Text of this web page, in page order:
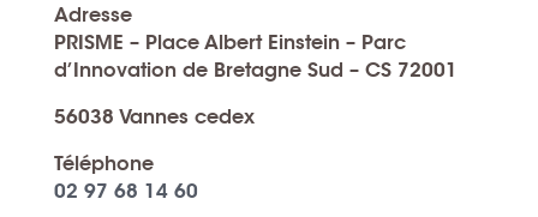
Adresse
PRISME – Place Albert Einstein – Parc
d’Innovation de Bretagne Sud – CS 72001
56038 Vannes cedex
Téléphone
02 97 68 14 60